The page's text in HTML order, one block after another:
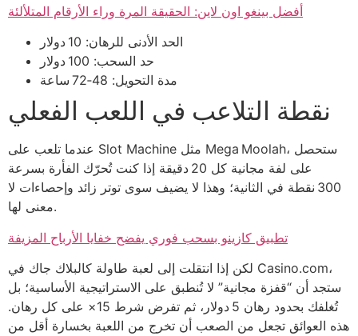
أفضل بينغو اون لاين: الحقيقة المرة وراء الأرقام المتلألئة
الحد الأدنى للرهان: 10 دولار
حد السحب: 100 دولار
مدة التحويل: 48‑72 ساعة
نقطة التلاعب في اللعب الفعلي
عندما تلعب على Slot Machine مثل Mega Moolah، ستحصل
على لفة مجانية كل 20 دقيقة إذا كنت تُحرّك الفأرة بسرعة
300 نقطة في الثانية؛ وهذا لا يضيف سوى توتر زائد وإحصاءات لا
معنى لها.
تطبيق كازينو بسحب فوري يفضح خفايا الأرباح المزيفة
لكن إذا انتقلت إلى لعبة طاولة كالبلاك جاك في Casino.com،
ستجد أن “قفزة مجانية” لا تُنطبق على الاستراتيجية الأساسية؛ بل
تُغلفك بحدود رهان 5 دولار، ثم تفرض شرط 15× على كل رهان.
هذه العوائق تجعل من الصعب أن تخرج من اللعبة بخسارة أقل من